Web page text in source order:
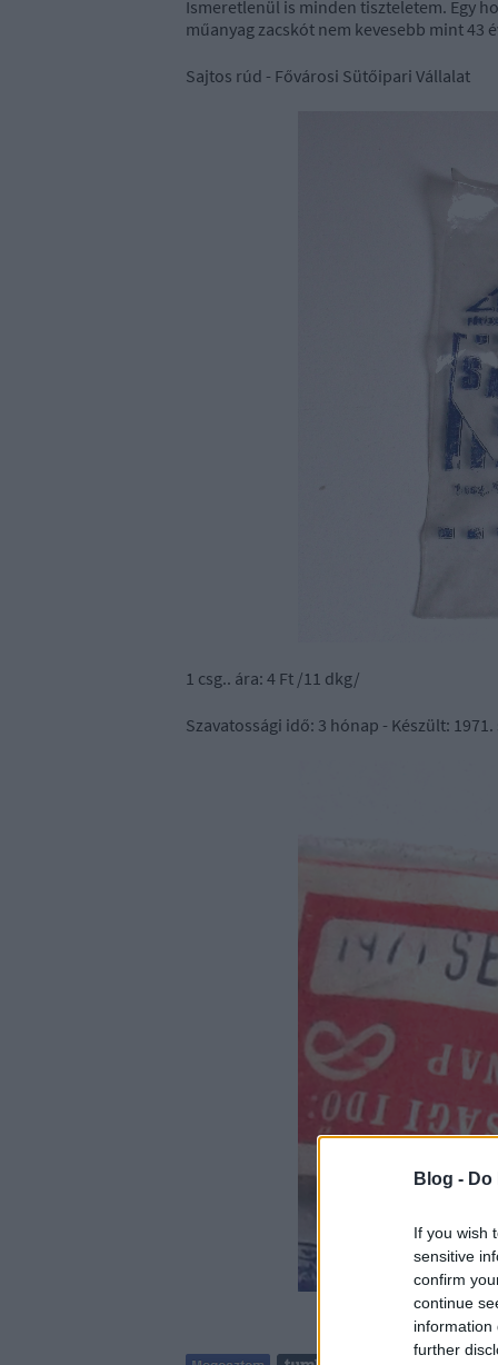
Blog -
If you wish
sensitive
confirm
continue
information
further
Ismeretlenül is minden tiszteletem. Egy
műanyag zacskót nem kevesebb mint 43
Sajtos rúd - Fővárosi Sütőipari Vállalat
1 csg.. ára: 4 Ft /11 dkg/
Szavatossági idő: 3 hónap - Készült: